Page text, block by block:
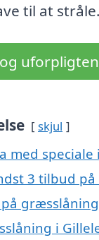
til at stråle.
skjul
med
3 tilbud
i